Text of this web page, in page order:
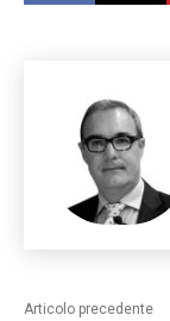
Articolo precedente